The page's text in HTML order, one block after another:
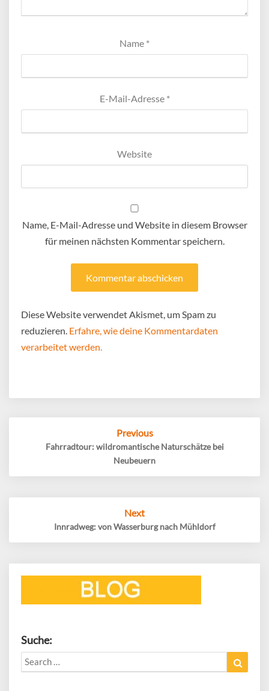
Name *
E-Mail-Adresse *
Website
Name, E-Mail-Adresse und Website in diesem Browser
für meinen nächsten Kommentar speichern.
Diese Website verwendet Akismet, um Spam zu
reduzieren. Erfahre, wie deine Kommentardaten
verarbeitet werden.
Previous
Fahrradtour: wildromantische Naturschätze bei
Neubeuern
Next
Innradweg: von Wasserburg nach Mühldorf
Suche:
Search
for: